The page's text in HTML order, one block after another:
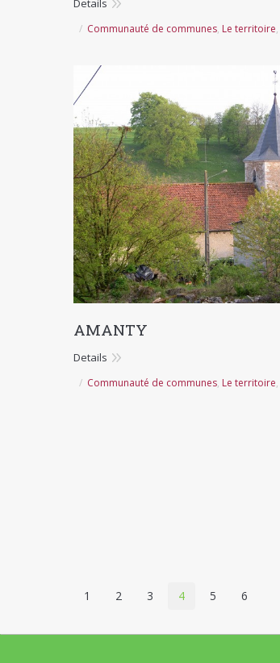
Details
Communauté de communes, Le territoire,
AMANTY
Details
Communauté de communes, Le territoire,
1 2 3 4 5 6